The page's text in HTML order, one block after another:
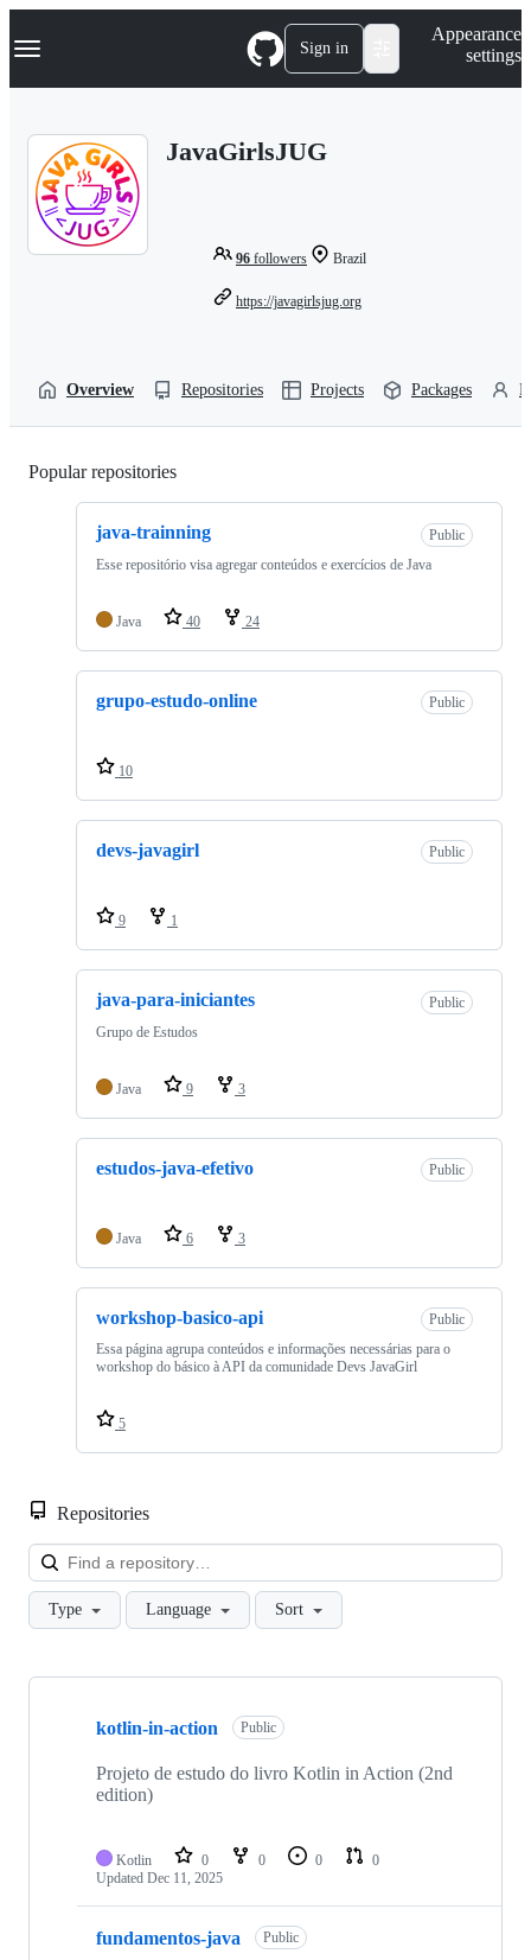
k
p
Navigation Menu Sign in
Appearance
settings
JavaGirlsJUG
96 followers Brazil
https://javagirlsjug.org
Overview Repositories Projects Packages
Popular repositories
java-trainning
Public
Esse repositório visa agregar conteúdos e exercícios de Java
Java 40 24
grupo-estudo-online Public
10
devs-javagirl Public
9 1
java-para-iniciantes
Public
Grupo de Estudos
Java 9 3
estudos-java-efetivo Public
Java 6 3
workshop-basico-api
Public
Essa página agrupa conteúdos e informações necessárias para o
workshop do básico à API da comunidade Devs JavaGirl
5
Repositories
Type Language Sort
Showing
repositories
kotlin-in-action Public
Projeto de estudo do livro Kotlin in Action (2nd
edition)
Kotlin 0 0 0
0
Updated Dec 11, 2025
fundamentos-java Public